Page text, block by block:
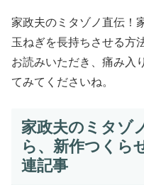
家政夫のミタゾノ直伝！
玉ねぎを長持ちさせる方
お読みいただき、痛み入
てみてくださいね。
家政夫のミタゾ
ら、新作つくら
連記事